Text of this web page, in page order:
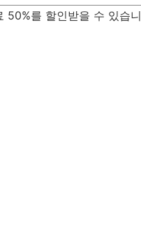
50%를 할인받을 수 있습니